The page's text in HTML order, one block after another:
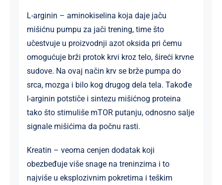
L-arginin – aminokiselina koja daje jaču
mišićnu pumpu za jači trening, time što
učestvuje u proizvodnji azot oksida pri čemu
omogućuje brži protok krvi kroz telo, šireći krvne
sudove. Na ovaj način krv se brže pumpa do
srca, mozga i bilo kog drugog dela tela. Takođe
l-arginin potstiče i sintezu mišićnog proteina
tako što stimuliše mTOR putanju, odnosno salje
signale mišićima da počnu rasti.
Kreatin – veoma cenjen dodatak koji
obezbeđuje više snage na treninzima i to
najviše u eksplozivnim pokretima i teškim